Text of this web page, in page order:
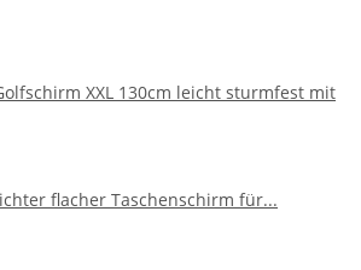
XXL 130cm leicht sturmfest mit